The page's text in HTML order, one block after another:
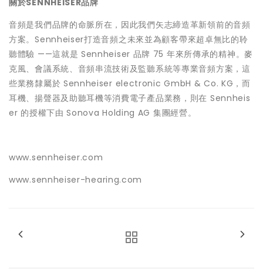
關於SENNHEISER品牌
音頻是我們品牌的命脈所在，因此我們矢志締造革新領前的音頻
方案。Sennheiser打造音頻之未來並為顧客帶來超卓無比的聆
聽體驗 ——這就是 Sennheiser 品牌 75 年來所傳承的精神。麥
克風、會議系統、音頻串流技術及監聽系統等專業音頻方案，這
些業務隸屬於 Sennheiser electronic GmbH & Co. KG，而
耳機、揚聲器及助聽耳機等消費電子產品業務，則在 Sennheis
er 的授權下由 Sonova Holding AG 集團經營。
www.sennheiser.com
www.sennheiser-hearing.com